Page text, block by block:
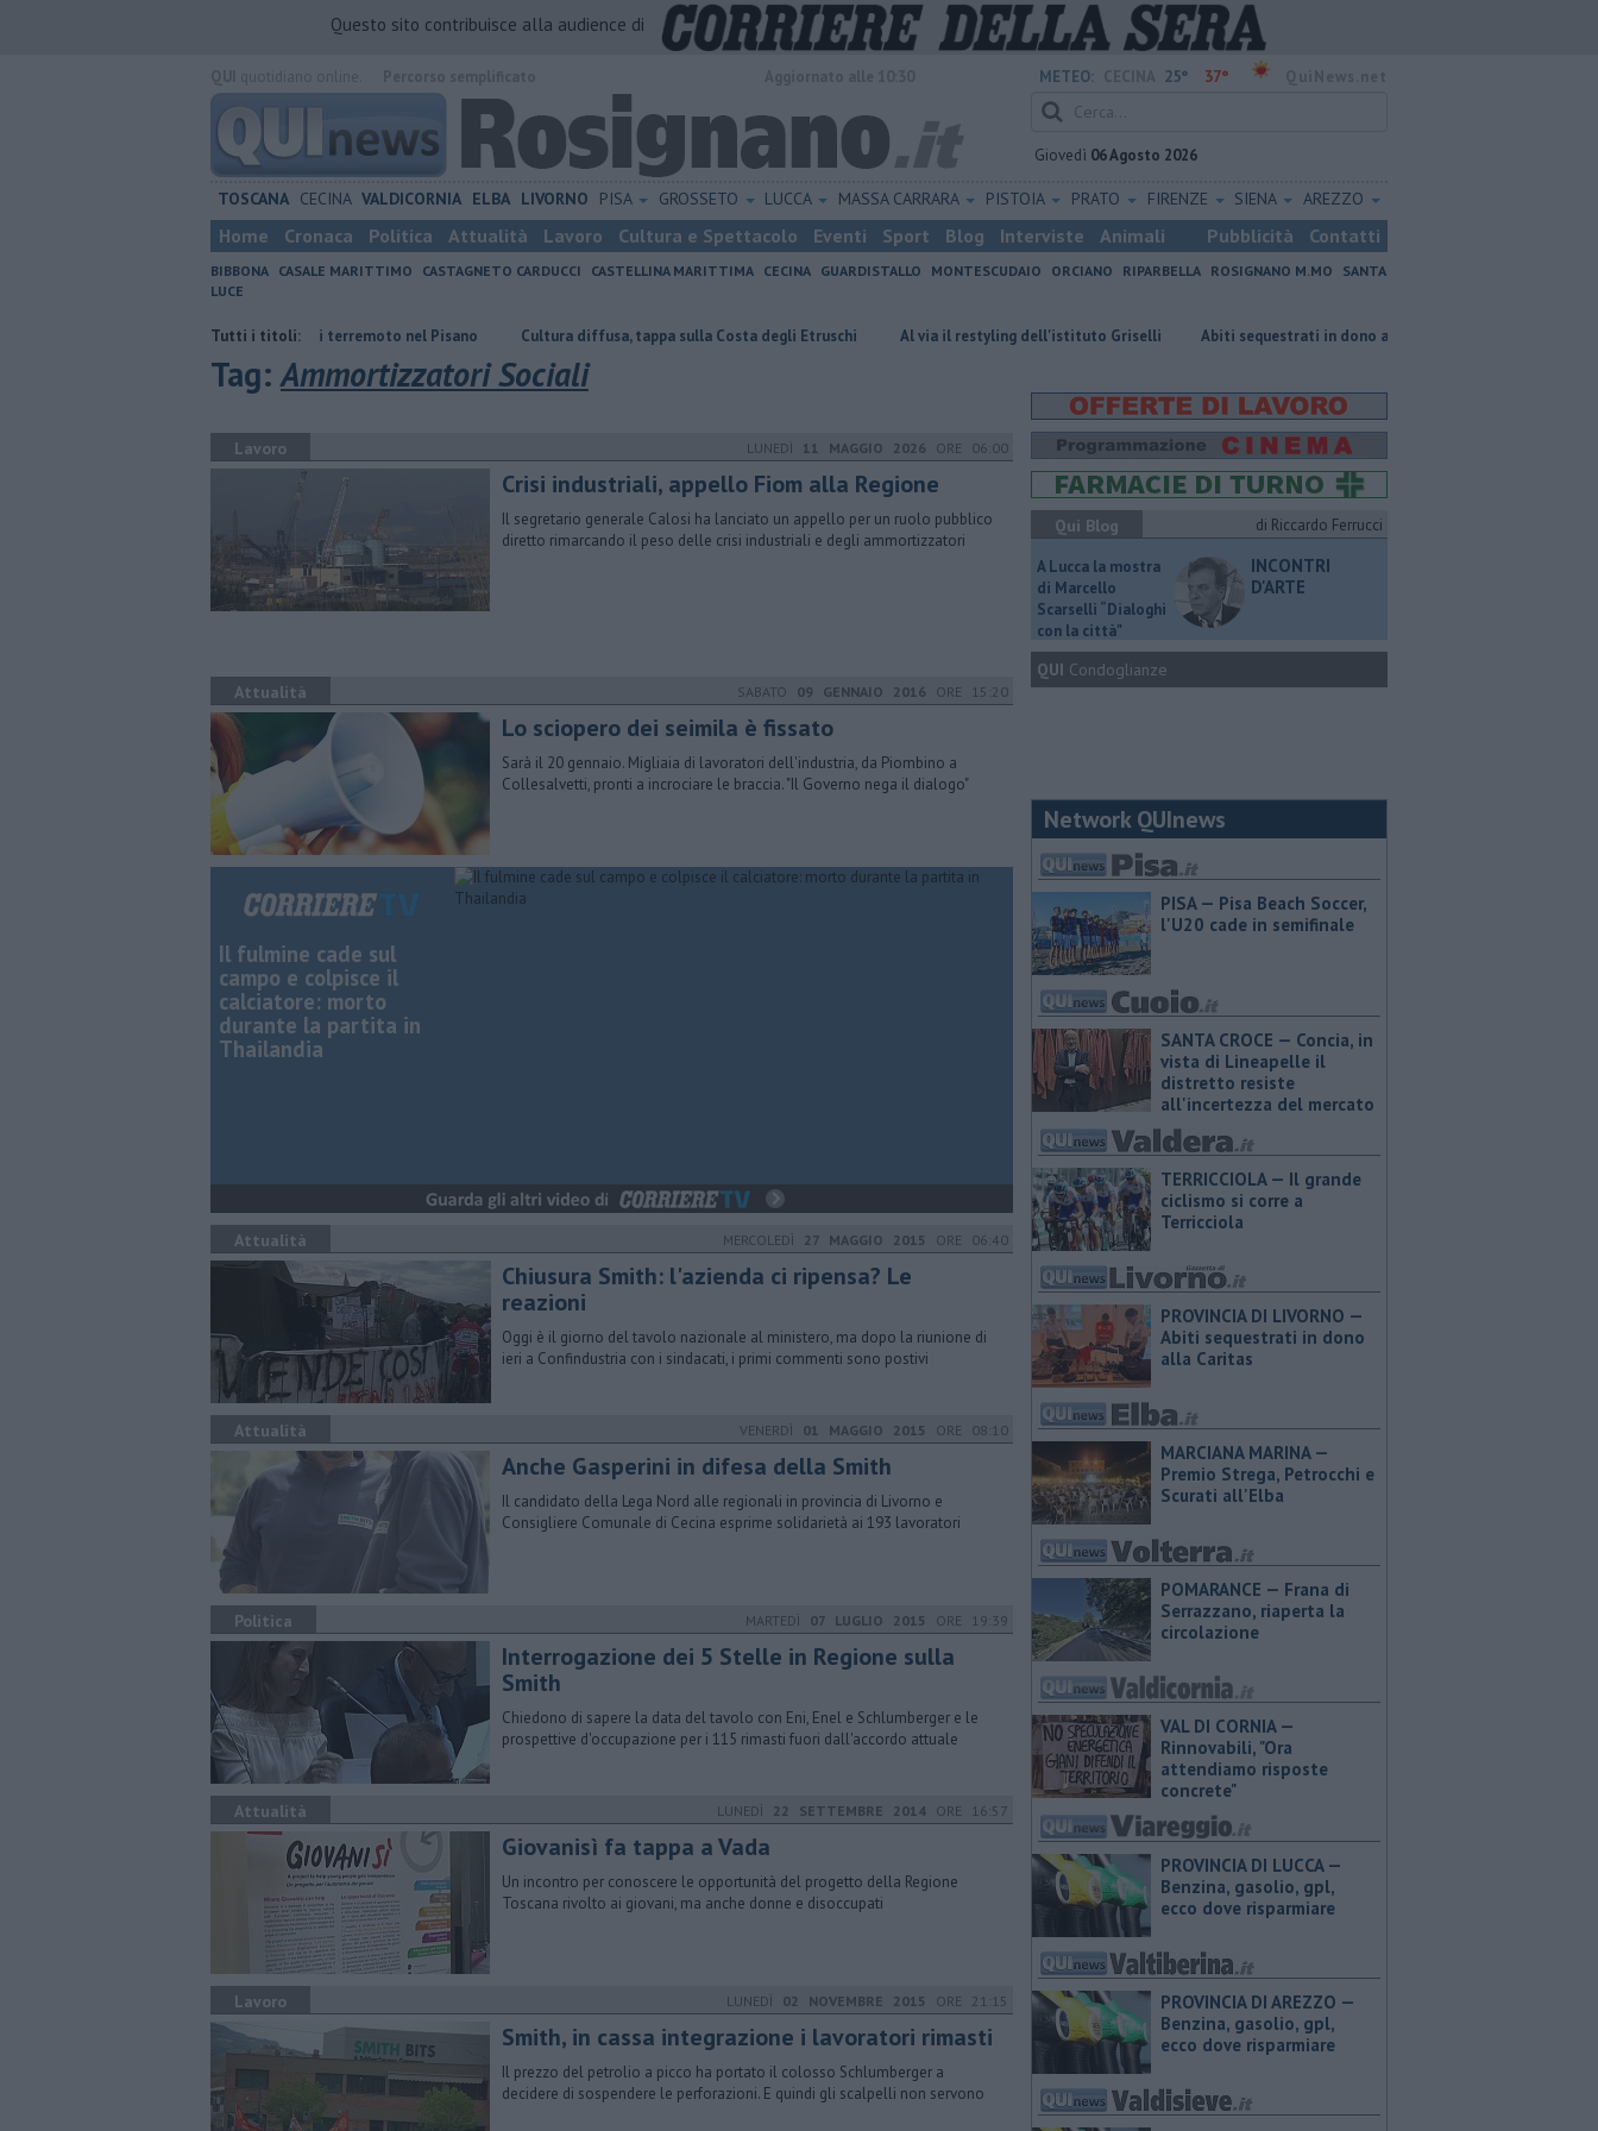
Questo sito contribuisce alla audience di
METEO: 25° 37°
Giovedì 06 Agosto 2026
TOSCANA CECINA VALDICORNIA ELBA LIVORNO PISA GROSSETO LUCCA MASSA CARRARA PISTOIA PRATO FIRENZE SIENA AREZZO
Home Cronaca Politica Attualità Lavoro Cultura e Spettacolo Eventi Sport Blog Interviste Animali Pubblicità Contatti
BIBBONA CASALE MARITTIMO CASTAGNETO CARDUCCI CASTELLINA MARITTIMA CECINA GUARDISTALLO MONTESCUDAIO ORCIANO RIPARBELLA ROSIGNANO M.MO
SANTA
LUCE
Tutti i titoli:
Ancora una scossa di terremoto nel Pisano Cultura diffusa, tappa sulla Costa degli Etruschi Al via il restyling dell'istituto Griselli Abiti sequestrati in dono alla Caritas
Tag:Ammortizzatori Sociali
Lavoro LUNEDÌ 11 MAGGIO 2026 ORE 06:00
Crisi industriali, appello Fiom alla Regione
Il segretario generale Calosi ha lanciato un appello per un ruolo pubblico
diretto rimarcando il peso delle crisi industriali e degli ammortizzatori
Attualità SABATO 09 GENNAIO 2016 ORE 15:20
Lo sciopero dei seimila è fissato
Sarà il 20 gennaio. Migliaia di lavoratori dell'industria, da Piombino a
Collesalvetti, pronti a incrociare le braccia. "Il Governo nega il dialogo"
Il fulmine cade sul
campo e colpisce il
calciatore: morto
durante la partita in
Thailandia
Attualità MERCOLEDÌ 27 MAGGIO 2015 ORE 06:40
Chiusura Smith: l'azienda ci ripensa? Le
reazioni
Oggi è il giorno del tavolo nazionale al ministero, ma dopo la riunione di
ieri a Confindustria con i sindacati, i primi commenti sono postivi
Attualità VENERDÌ 01 MAGGIO 2015 ORE 08:10
Anche Gasperini in difesa della Smith
Il candidato della Lega Nord alle regionali in provincia di Livorno e
Consigliere Comunale di Cecina esprime solidarietà ai 193 lavoratori
Politica MARTEDÌ 07 LUGLIO 2015 ORE 19:39
Interrogazione dei 5 Stelle in Regione sulla
Smith
Chiedono di sapere la data del tavolo con Eni, Enel e Schlumberger e le
prospettive d'occupazione per i 115 rimasti fuori dall'accordo attuale
Attualità LUNEDÌ 22 SETTEMBRE 2014 ORE 16:57
Giovanisì fa tappa a Vada
Un incontro per conoscere le opportunità del progetto della Regione
Toscana rivolto ai giovani, ma anche donne e disoccupati
Lavoro LUNEDÌ 02 NOVEMBRE 2015 ORE 21:15
Smith, in cassa integrazione i lavoratori rimasti
Il prezzo del petrolio a picco ha portato il colosso Schlumberger a
decidere di sospendere le perforazioni. E quindi gli scalpelli non servono
Qui Blog di Riccardo Ferrucci
A Lucca la mostra
di Marcello
Scarselli “Dialoghi
con la città"
INCONTRI
D'ARTE
QUI Condoglianze
Network QUInews
PISA — Pisa Beach Soccer,
l'U20 cade in semifinale
SANTA CROCE — Concia, in
vista di Lineapelle il
distretto resiste
all'incertezza del mercato
TERRICCIOLA — Il grande
ciclismo si corre a
Terricciola
PROVINCIA DI LIVORNO —
Abiti sequestrati in dono
alla Caritas
MARCIANA MARINA —
Premio Strega, Petrocchi e
Scurati all'Elba
POMARANCE — Frana di
Serrazzano, riaperta la
circolazione
VAL DI CORNIA —
Rinnovabili, "Ora
attendiamo risposte
concrete"
PROVINCIA DI LUCCA — ​
Benzina, gasolio, gpl,
ecco dove risparmiare
PROVINCIA DI AREZZO — ​
Benzina, gasolio, gpl,
ecco dove risparmiare